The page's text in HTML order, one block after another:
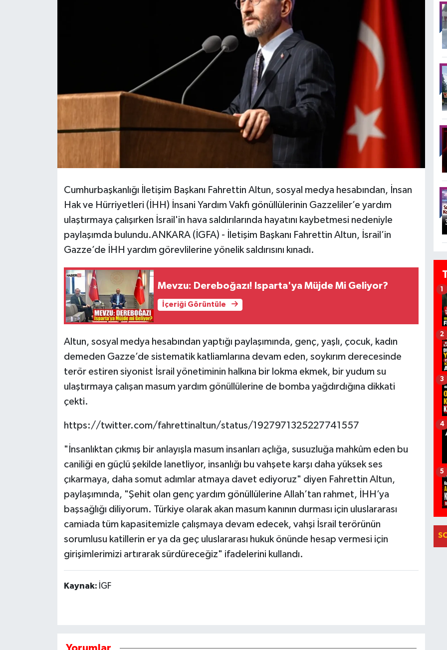
Cumhurbaşkanlığı İletişim Başkanı Fahrettin Altun, sosyal medya hesabından, İnsan
Hak ve Hürriyetleri (İHH) İnsani Yardım Vakfı gönüllülerinin Gazzeliler’e yardım
ulaştırmaya çalışırken İsrail'in hava saldırılarında hayatını kaybetmesi nedeniyle
paylaşımda bulundu.ANKARA (İGFA) - İletişim Başkanı Fahrettin Altun, İsrail’in
Gazze’de İHH yardım görevlilerine yönelik saldırısını kınadı.
Mevzu: Dereboğazı! Isparta'ya Müjde Mi Geliyor?
İçeriği Görüntüle
Altun, sosyal medya hesabından yaptığı paylaşımında, genç, yaşlı, çocuk, kadın
demeden Gazze’de sistematik katliamlarına devam eden, soykırım derecesinde
terör estiren siyonist İsrail yönetiminin halkına bir lokma ekmek, bir yudum su
ulaştırmaya çalışan masum yardım gönüllülerine de bomba yağdırdığına dikkati
çekti.
https://twitter.com/fahrettinaltun/status/1927971325227741557
"İnsanlıktan çıkmış bir anlayışla masum insanları açlığa, susuzluğa mahkûm eden bu
caniliği en güçlü şekilde lanetliyor, insanlığı bu vahşete karşı daha yüksek ses
çıkarmaya, daha somut adımlar atmaya davet ediyoruz" diyen Fahrettin Altun,
paylaşımında, "Şehit olan genç yardım gönüllülerine Allah’tan rahmet, İHH’ya
başsağlığı diliyorum. Türkiye olarak akan masum kanının durması için uluslararası
camiada tüm kapasitemizle çalışmaya devam edecek, vahşi İsrail terörünün
sorumlusu katillerin er ya da geç uluslararası hukuk önünde hesap vermesi için
girişimlerimizi artırarak sürdüreceğiz" ifadelerini kullandı.
Kaynak: İGF
1
2
3
4
5
MAGAZİN
RESMİ İLANLAR
Tarihi Yapılarımız